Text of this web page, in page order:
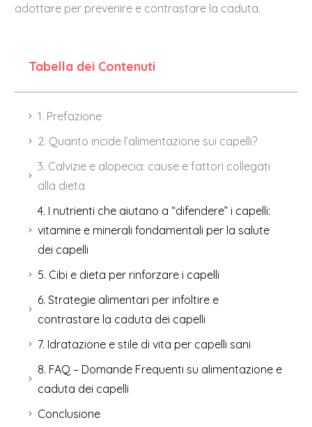
adottare per prevenire e contrastare la caduta.
Tabella dei Contenuti
1. Prefazione
2. Quanto incide l’alimentazione sui capelli?
3. Calvizie e alopecia: cause e fattori collegati
alla dieta
4. I nutrienti che aiutano a “difendere” i capelli:
vitamine e minerali fondamentali per la salute
dei capelli
5. Cibi e dieta per rinforzare i capelli
6. Strategie alimentari per infoltire e
contrastare la caduta dei capelli
7. Idratazione e stile di vita per capelli sani
8. FAQ – Domande Frequenti su alimentazione e
caduta dei capelli
Conclusione